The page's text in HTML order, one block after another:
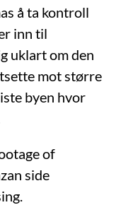
å ta kontroll
inn til
uklart om den
mot større
byen hvor
of
side